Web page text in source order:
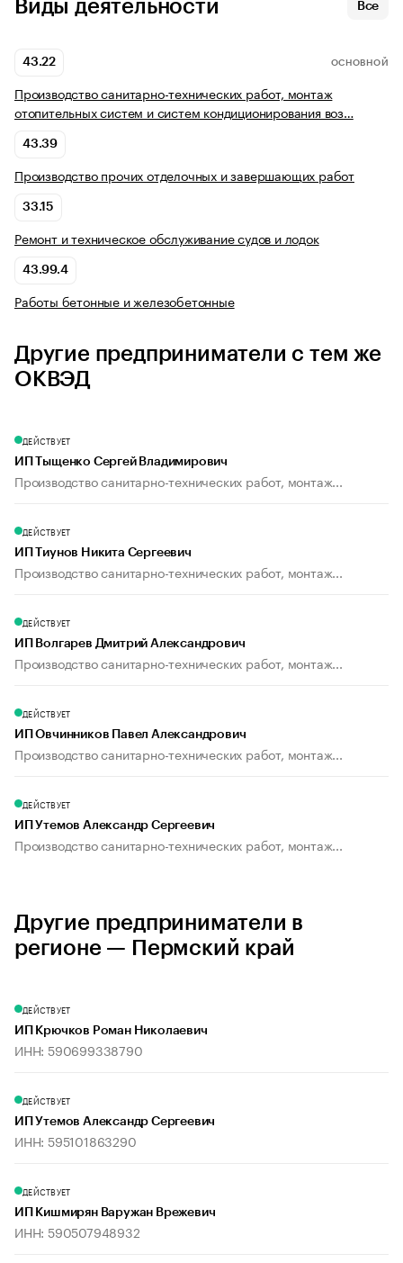
Виды деятельности Все
43.22 ОСНОВНОЙ
Производство санитарно-технических работ, монтаж
отопительных систем и систем кондиционирования воз…
43.39
Производство прочих отделочных и завершающих работ
33.15
Ремонт и техническое обслуживание судов и лодок
43.99.4
Работы бетонные и железобетонные
Другие предприниматели с тем же
ОКВЭД
ДЕЙСТВУЕТ
ИП Тыщенко Сергей Владимирович
Производство санитарно-технических работ, монтаж...
ДЕЙСТВУЕТ
ИП Тиунов Никита Сергеевич
Производство санитарно-технических работ, монтаж...
ДЕЙСТВУЕТ
ИП Волгарев Дмитрий Александрович
Производство санитарно-технических работ, монтаж...
ДЕЙСТВУЕТ
ИП Овчинников Павел Александрович
Производство санитарно-технических работ, монтаж...
ДЕЙСТВУЕТ
ИП Утемов Александр Сергеевич
Производство санитарно-технических работ, монтаж...
Другие предприниматели в
регионе — Пермский край
ДЕЙСТВУЕТ
ИП Крючков Роман Николаевич
ИНН: 590699338790
ДЕЙСТВУЕТ
ИП Утемов Александр Сергеевич
ИНН: 595101863290
ДЕЙСТВУЕТ
ИП Кишмирян Варужан Врежевич
ИНН: 590507948932